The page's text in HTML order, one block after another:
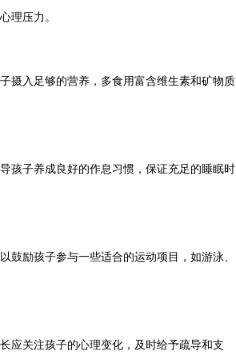
理压力。
入足够的营养，多食用富含维生素和矿物质
子养成良好的作息习惯，保证充足的睡眠时
励孩子参与一些适合的运动项目，如游泳、
关注孩子的心理变化，及时给予疏导和支